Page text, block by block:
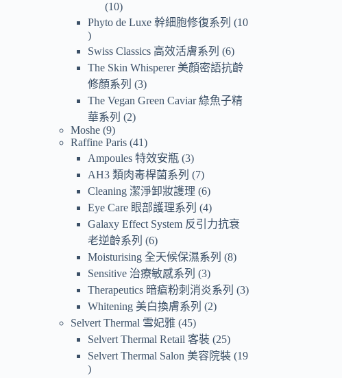
10
Phyto de Luxe 幹細胞修復系列
10
Swiss Classics 高效活膚系列
6
The Skin Whisperer 美顏密語抗齡
修顏系列
3
The Vegan Green Caviar 綠魚子精
華系列
2
Moshe 9
Raffine Paris 41
Ampoules 特效安瓶 3
AH3 類肉毒桿菌系列
7
Cleaning 潔淨卸妝護理 6
Eye Care 眼部護理系列
4
Galaxy Effect System 反引力抗衰
老逆齡系列
6
Moisturising 全天候保濕系列
8
Sensitive 治療敏感系列
3
Therapeutics 暗瘡粉刺消炎系列
3
Whitening 美白換膚系列
2
Selvert Thermal 雪妃雅 45
Selvert Thermal Retail 客裝 25
Selvert Thermal Salon 美容院裝 19